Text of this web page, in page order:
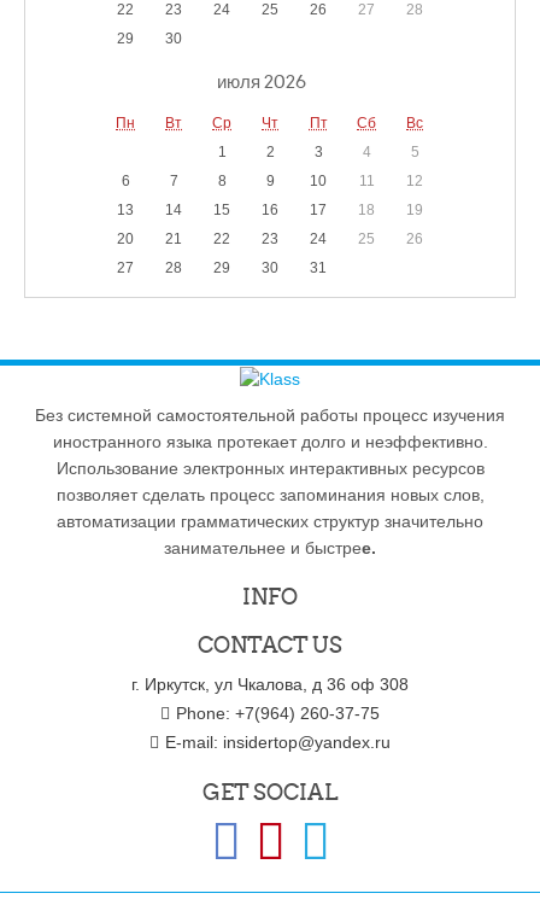
22
23 24 25 26 27
28
29
30
июля 2026
Пн Вт Ср Чт Пт Сб
Вс
1
2 3 4
5
6
7 8 9 10 11
12
13
14 15 16 17 18
19
20
21 22 23 24 25
26
27
28 29 30 31
Без системной самостоятельной работы процесс изучения
иностранного языка протекает долго и неэффективно.
Использование электронных интерактивных ресурсов
позволяет сделать процесс запоминания новых слов,
автоматизации грамматических структур значительно
занимательнее и быстрее.
INFO
CONTACT US
г. Иркутск, ул Чкалова, д 36 оф 308
Phone: +7(964) 260-37-75
E-mail: insidertop@yandex.ru
GET SOCIAL